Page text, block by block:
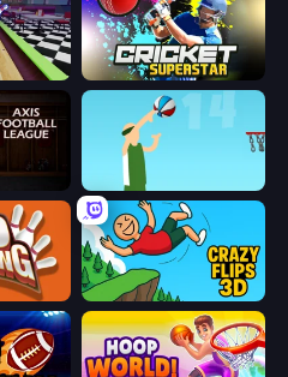
Street Ball Jam
Crazy Flips 3D